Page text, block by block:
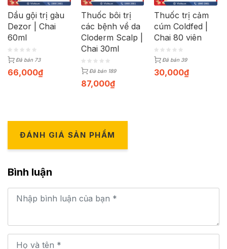
Dầu gội trị gàu
Dezor | Chai
60ml
Đã bán 73
66,000₫
Thuốc bôi trị
các bệnh về da
Cloderm Scalp |
Chai 30ml
Đã bán 189
87,000₫
Thuốc trị cảm
cúm Coldfed |
Chai 80 viên
Đã bán 39
30,000₫
ĐÁNH GIÁ SẢN PHẨM
Bình luận